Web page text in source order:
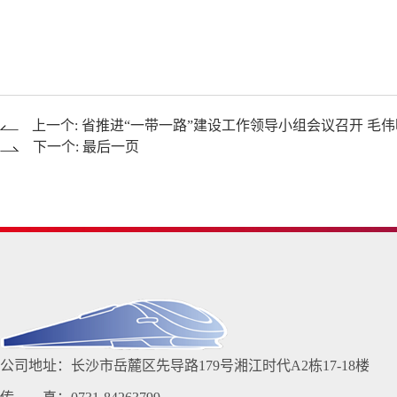
上一个: 省推进“一带一路”建设工作领导小组会议召开 毛
下一个: 最后一页
公司地址：长沙市岳麓区先导路179号湘江时代A2栋17-18楼